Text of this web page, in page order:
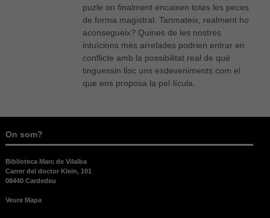
puzle on finalment encaixen totes les peces
de forma magistral. Tanmateix, realment ho
aconsegueix? Quines de les nostres
intuïcions més arrelades podrien entrar en
conflicte amb la possibilitat real de què
tinguessin lloc uns esdeveniments com el
que ens proposa la pel·lícula.
On som?
Biblioteca Marc de Vilalba
Carrer del doctor Klein, 101
08440 Cardedeu
Veure Mapa
són
necessàries
per al bon
funcionament
web.
la nostra web